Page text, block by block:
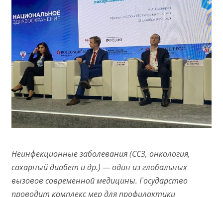
Неинфекционные заболевания (ССЗ, онкология,
сахарный диабет и др.) — один из глобальных
вызовов современной медицины. Государство
проводит комплекс мер для профилактики